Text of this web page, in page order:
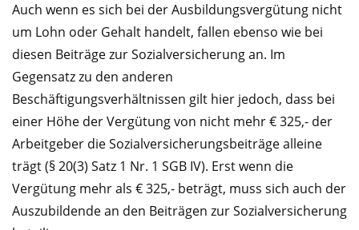
Auch wenn es sich bei der Ausbildungsvergütung nicht
um Lohn oder Gehalt handelt, fallen ebenso wie bei
diesen Beiträge zur Sozialversicherung an. Im
Gegensatz zu den anderen
Beschäftigungsverhältnissen gilt hier jedoch, dass bei
einer Höhe der Vergütung von nicht mehr € 325,- der
Arbeitgeber die Sozialversicherungsbeiträge alleine
trägt (§ 20(3) Satz 1 Nr. 1 SGB IV). Erst wenn die
Vergütung mehr als € 325,- beträgt, muss sich auch der
Auszubildende an den Beiträgen zur Sozialversicherung